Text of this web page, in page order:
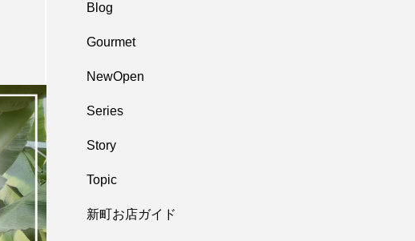
Blog
Gourmet
NewOpen
Series
Story
Topic
新町お店ガイド